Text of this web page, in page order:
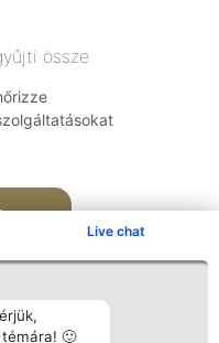
Live chat
🙂
össze